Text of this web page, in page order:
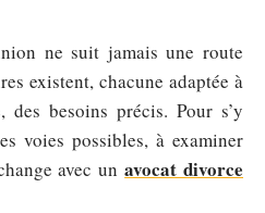
ne suit jamais une route
existent, chacune adaptée à
besoins précis. Pour s’y
voies possibles, à examiner
avec unavocat divorce